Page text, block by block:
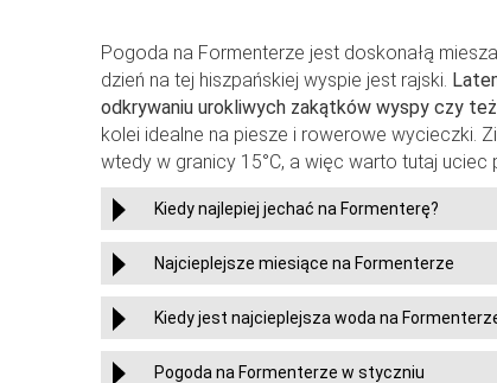
Pogoda na Formenterze jest doskonałą
dzień na tej hiszpańskiej wyspie jest rajski.
odkrywaniu urokliwych zakątków wyspy czy
kolei idealne na piesze i rowerowe wycieczki.
wtedy w granicy 15°C, a więc warto tutaj
Kiedy najlepiej jechać na Formenterę?
Najcieplejsze miesiące na Formenterze
Kiedy jest najcieplejsza woda na
Pogoda na Formenterze w styczniu